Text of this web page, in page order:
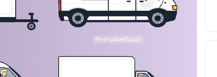
Pieni pakettiauto